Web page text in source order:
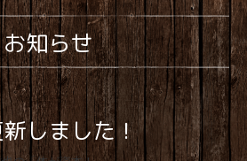
お知らせ
しました！